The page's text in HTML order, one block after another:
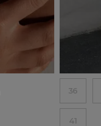
36
41